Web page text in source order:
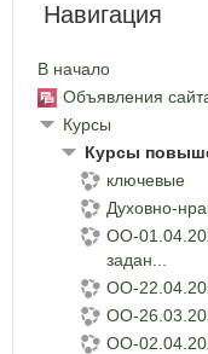
Навигация
В начало
Объявления
Курсы
Курсы
ключевые
Духовно-
ОО-
задан...
ОО-
ОО-
ОО-